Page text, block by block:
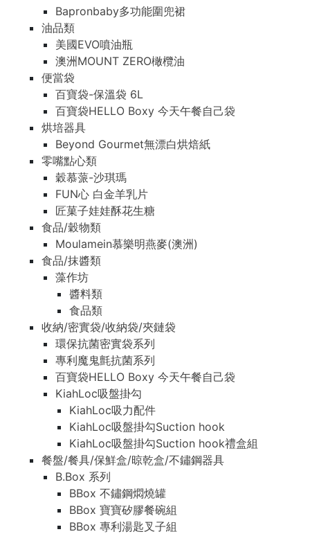
Bapronbaby多功能圍兜裙
油品類
美國EVO噴油瓶
澳洲MOUNT ZERO橄欖油
便當袋
百寶袋-保溫袋 6L
百寶袋HELLO Boxy 今天午餐自己袋
烘培器具
Beyond Gourmet無漂白烘焙紙
零嘴點心類
穀慕蒎-沙琪瑪
FUN心 白金羊乳片
匠菓子娃娃酥花生糖
食品/穀物類
Moulamein慕樂明燕麥(澳洲)
食品/抹醬類
藻作坊
醬料類
食品類
收納/密實袋/收納袋/夾鏈袋
環保抗菌密實袋系列
專利魔鬼氈抗菌系列
百寶袋HELLO Boxy 今天午餐自己袋
KiahLoc吸盤掛勾
KiahLoc吸力配件
KiahLoc吸盤掛勾Suction hook
KiahLoc吸盤掛勾Suction hook禮盒組
餐盤/餐具/保鮮盒/晾乾盒/不鏽鋼器具
B.Box 系列
BBox 不鏽鋼燜燒罐
BBox 寶寶矽膠餐碗組
BBox 專利湯匙叉子組